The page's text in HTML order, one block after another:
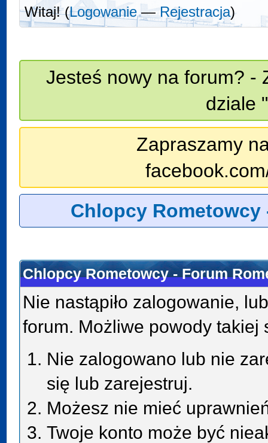
Witaj! (Logowanie—Rejestracja)
Jesteś nowy na forum? -
dziale
Zapraszamy
Chlopcy Rometowcy
Chlopcy Rometowcy - Forum
Nie nastąpiło zalogowanie,
forum. Możliwe powody takiej
Nie zalogowano lub nie
się lub zarejestruj.
Możesz nie mieć
Twoje konto może być